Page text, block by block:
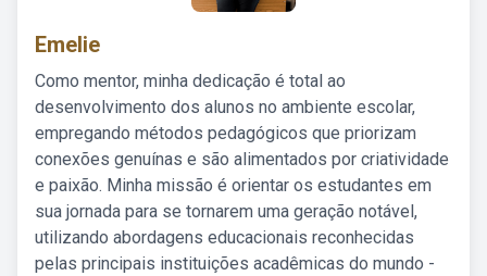
Emelie
Como mentor, minha dedicação é total ao
desenvolvimento dos alunos no ambiente escolar,
empregando métodos pedagógicos que priorizam
conexões genuínas e são alimentados por criatividade
e paixão. Minha missão é orientar os estudantes em
sua jornada para se tornarem uma geração notável,
utilizando abordagens educacionais reconhecidas
pelas principais instituições acadêmicas do mundo -